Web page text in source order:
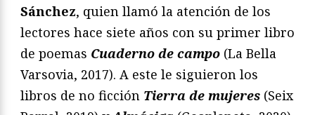
Sánchez, quien llamó la atención de los
lectores hace siete años con su primer libro
de poemas Cuaderno de campo (La Bella
Varsovia, 2017). A este le siguieron los
libros de no ficción Tierra de mujeres (Seix